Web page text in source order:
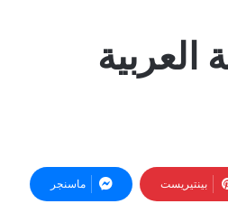
العربية
بينتيريست ماسنجر